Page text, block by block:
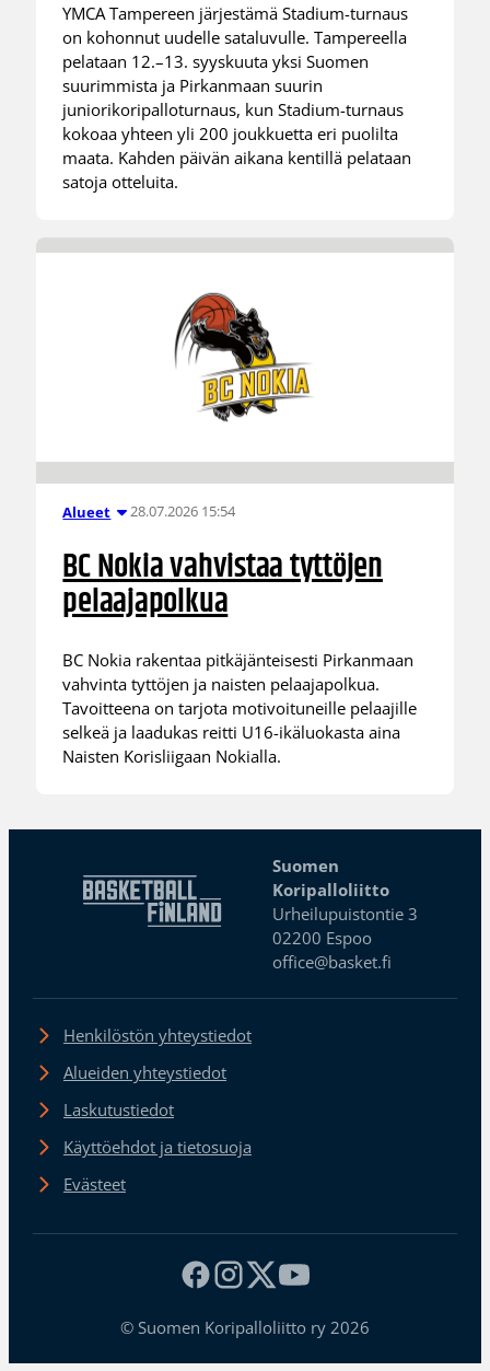
YMCA Tampereen järjestämä Stadium-turnaus
on kohonnut uudelle sataluvulle. Tampereella
pelataan 12.–13. syyskuuta yksi Suomen
suurimmista ja Pirkanmaan suurin
juniorikoripalloturnaus, kun Stadium-turnaus
kokoaa yhteen yli 200 joukkuetta eri puolilta
maata. Kahden päivän aikana kentillä pelataan
satoja otteluita.
Alueet 28.07.2026 15:54
BC Nokia vahvistaa tyttöjen
pelaajapolkua
BC Nokia rakentaa pitkäjänteisesti Pirkanmaan
vahvinta tyttöjen ja naisten pelaajapolkua.
Tavoitteena on tarjota motivoituneille pelaajille
selkeä ja laadukas reitti U16-ikäluokasta aina
Naisten Korisliigaan Nokialla.
Suomen
Koripalloliitto
Urheilupuistontie 3
02200 Espoo
office@basket.fi
Henkilöstön yhteystiedot
Alueiden yhteystiedot
Laskutustiedot
Käyttöehdot ja tietosuoja
Evästeet
© Suomen Koripalloliitto ry 2026